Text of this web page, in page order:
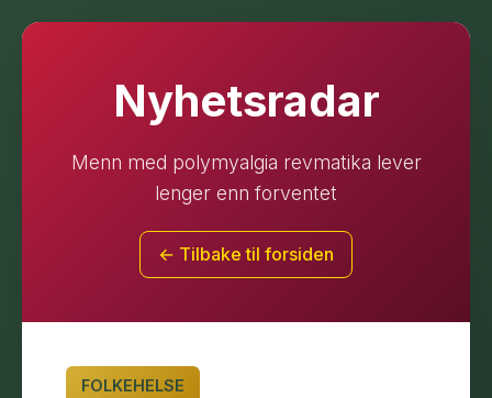
Nyhetsradar
Menn med polymyalgia revmatika lever
lenger enn forventet
← Tilbake til forsiden
FOLKEHELSE